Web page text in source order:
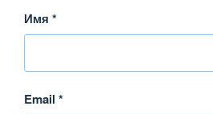
Имя *
Email *